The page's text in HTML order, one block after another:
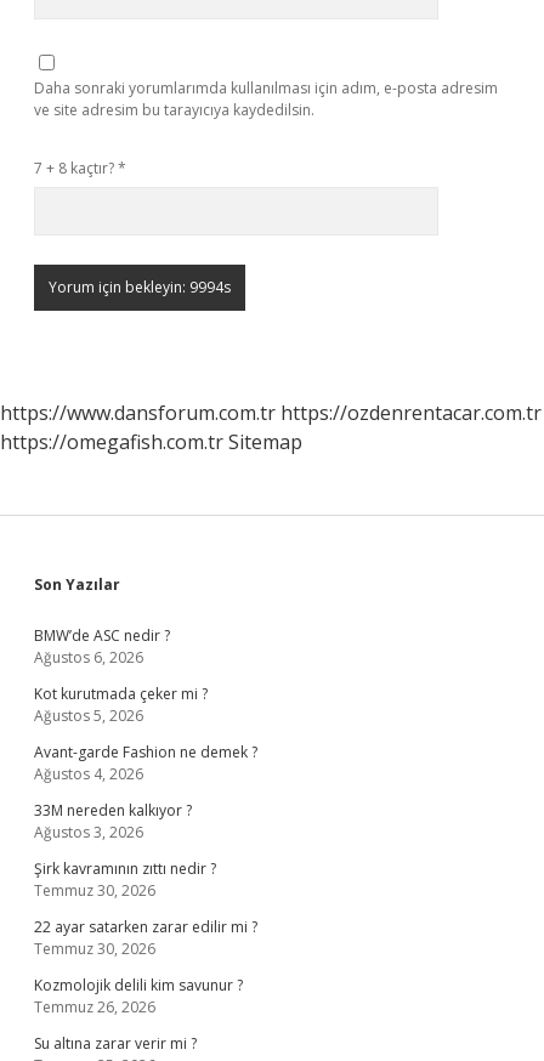
Daha sonraki yorumlarımda kullanılması için adım, e-posta adresim
ve site adresim bu tarayıcıya kaydedilsin.
7 + 8 kaçtır?*
https://www.dansforum.com.tr https://ozdenrentacar.com.tr
https://omegafish.com.trSitemap
Sidebar
Son Yazılar
BMW’de ASC nedir ?
Ağustos 6, 2026
Kot kurutmada çeker mi ?
Ağustos 5, 2026
Avant-garde Fashion ne demek ?
Ağustos 4, 2026
33M nereden kalkıyor ?
Ağustos 3, 2026
Şirk kavramının zıttı nedir ?
Temmuz 30, 2026
22 ayar satarken zarar edilir mi ?
Temmuz 30, 2026
Kozmolojik delili kim savunur ?
Temmuz 26, 2026
Su altına zarar verir mi ?